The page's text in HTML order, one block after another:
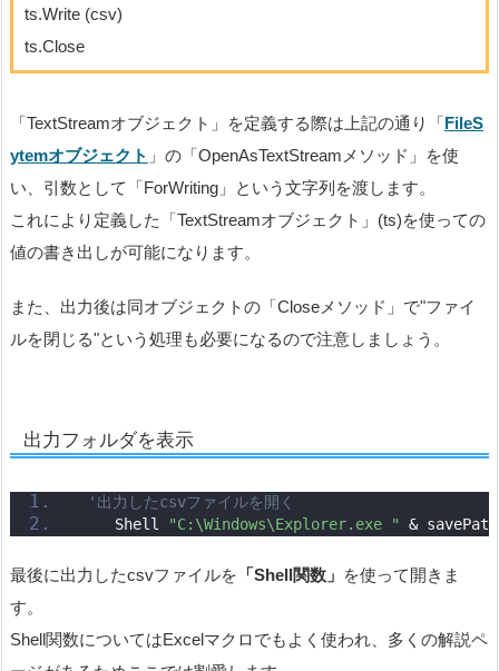
ts.Write (csv)
ts.Close
「TextStreamオブジェクト」を定義する際は上記の通り「 FileS
ytemオブジェクト 」の「 OpenAsTextStreamメソッド」を使
い、引数として「 ForWriting 」という文字列を渡します。
これにより定義した「TextStreamオブジェクト」(ts)を使っての
値の書き出しが可能になります。
また、出力後は同オブジェクトの「Closeメソッド」で"ファイ
ルを閉じる"という処理も必要になるので注意しましょう。
出力フォルダを表示
'出力したcsvファイルを開く
    Shell
"C:\Windows\Explorer.exe " &
最後に出力したcsvファイルを 「Shell関数」 を使って開きま
す。
Shell関数についてはExcelマクロでもよく使われ、多くの解説ペ